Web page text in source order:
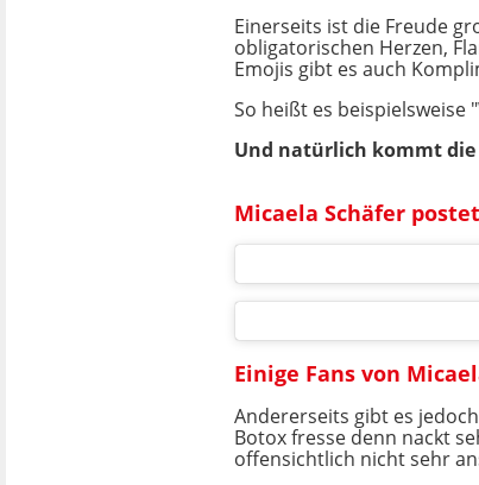
Einerseits ist die Freude
obligatorischen Herzen,
Emojis gibt es auch
So heißt es
Und natürlich kommt
Micaela Schäfer
Einige Fans von
Andererseits gibt es
Botox fresse denn nackt
offensichtlich nicht sehr